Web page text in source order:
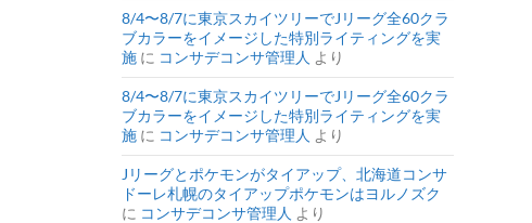
8/4〜8/7に東京スカイツリーでJリーグ全60クラ
ブカラーをイメージした特別ライティングを実
施 に コンサデコンサ管理人 より
8/4〜8/7に東京スカイツリーでJリーグ全60クラ
ブカラーをイメージした特別ライティングを実
施 に コンサデコンサ管理人 より
Jリーグとポケモンがタイアップ、北海道コンサ
ドーレ札幌のタイアップポケモンはヨルノズク
に コンサデコンサ管理人 より